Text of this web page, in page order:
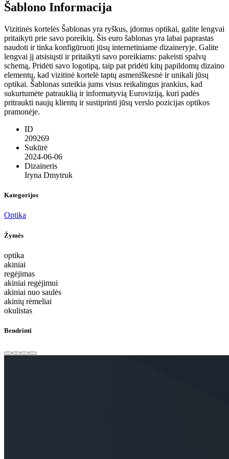
Šablono Informacija
Vizitinės kortelės Šablonas yra ryškus, įdomus optikai, galite lengvai
pritaikyti prie savo poreikių. Šis euro šablonas yra labai paprastas
naudoti ir tinka konfigūruoti jūsų internetiniame dizaineryje. Galite
lengvai jį atsisiųsti ir pritaikyti savo poreikiams: pakeisti spalvų
schemą, Pridėti savo logotipą, taip pat pridėti kitų papildomų dizaino
elementų, kad vizitinė kortelė taptų asmeniškesnė ir unikali jūsų
optikai. Šablonas suteikia jums visus reikalingus įrankius, kad
sukurtumėte patrauklią ir informatyvią Euroviziją, kuri padės
pritraukti naujų klientų ir sustiprinti jūsų verslo pozicijas optikos
pramonėje.
ID
209269
Sukūrė
2024-06-06
Dizaineris
Iryna Dmytruk
Kategorijos
Optika
Žymės
optika
akiniai
regėjimas
akiniai regėjimui
akiniai nuo saulės
akinių rėmeliai
okulistas
Bendrinti